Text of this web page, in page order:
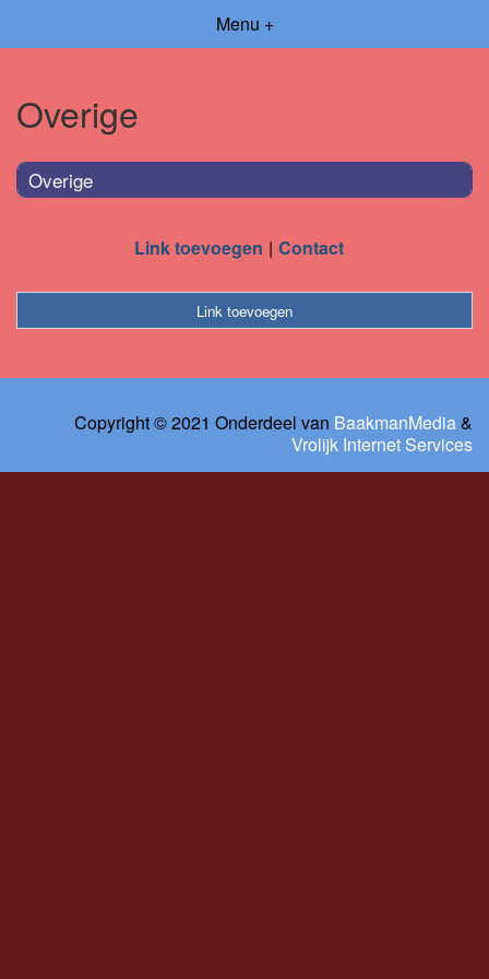
Menu +
Overige
Overige
Link toevoegen Contact
Link toevoegen
Copyright © 2021 Onderdeel van BaakmanMedia&
Vrolijk Internet Services